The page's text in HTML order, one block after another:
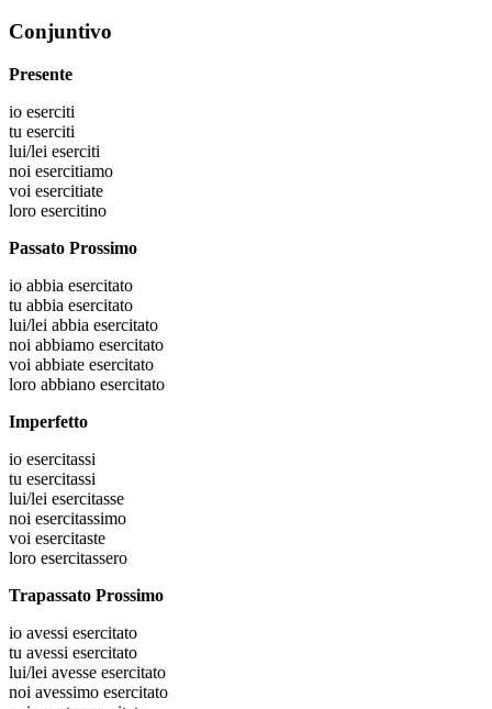
Conjuntivo
Presente
io eserciti
tu eserciti
lui/lei eserciti
noi esercitiamo
voi esercitiate
loro esercitino
Passato Prossimo
io abbia esercitato
tu abbia esercitato
lui/lei abbia esercitato
noi abbiamo esercitato
voi abbiate esercitato
loro abbiano esercitato
Imperfetto
io esercitassi
tu esercitassi
lui/lei esercitasse
noi esercitassimo
voi esercitaste
loro esercitassero
Trapassato Prossimo
io avessi esercitato
tu avessi esercitato
lui/lei avesse esercitato
noi avessimo esercitato